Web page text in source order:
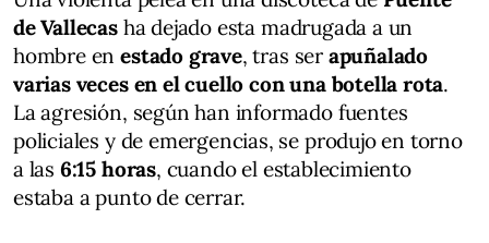
de Vallecasha dejado esta madrugada a un
hombre enestado grave, tras ser apuñalado
varias veces en el cuello con una botella rota.
La agresión, según han informado fuentes
policiales y de emergencias, se produjo en torno
a las 6:15 horas, cuando el establecimiento
estaba a punto de cerrar.